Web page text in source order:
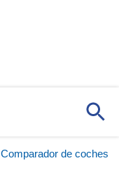
Comparador de coches